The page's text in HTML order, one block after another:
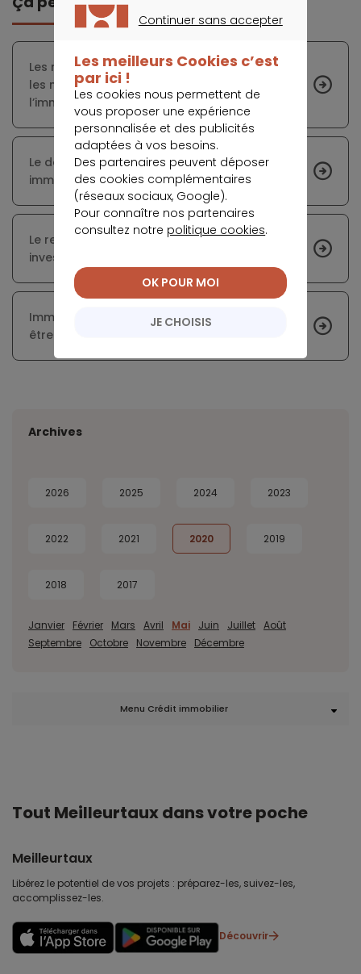
Les responsables politiques tentent de trouver
les meilleures solutions pour relancer
l’immobilier
Le délai de rétractation des acheteurs
immobiliers n’expirera qu’à l’été
Le relancement après la crise sanitaire en
investissant dans le locatif
Immobilier locatif : avec des prix élevés, il faut
être ingénieux pour pouvoir acheter à Paris
Archives
2026 2025 2024 2023
2022 2021 2020 2019
2018 2017
Janvier Février Mars Avril Mai Juin Juillet Août
Septembre
Octobre Novembre Décembre
Menu Crédit immobilier
Tout Meilleurtaux dans votre poche
Meilleurtaux
Libérez le potentiel de vos projets : préparez-les, suivez-les,
accomplissez-les.
Découvrir
Continuer sans accepter
Les meilleurs Cookies c’est
par ici !
Les cookies nous permettent de
vous proposer une expérience
personnalisée et des publicités
adaptées à vos besoins.
Des partenaires peuvent déposer
des cookies complémentaires
(réseaux sociaux, Google).
Pour connaître nos partenaires
consultez notre politique cookies.
JE CHOISIS
OK POUR MOI